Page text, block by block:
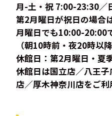
月-土・祝 7:00-23:30／
第2月曜日が祝日の場合
月曜日でも10:00-20:00
（朝10時前・夜20時以
休館日：第2月曜日・夏
休館日は国立店／八王
店／厚木神奈川店をご利